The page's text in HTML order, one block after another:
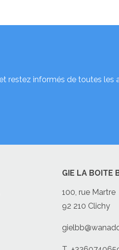
restez informés de toutes les
GIE LA BOITE
100, rue Martre
92 210 Clichy